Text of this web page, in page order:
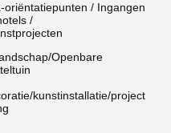
oriëntatiepunten / Ingangen
/
Openbare
kunstinstallatie/project